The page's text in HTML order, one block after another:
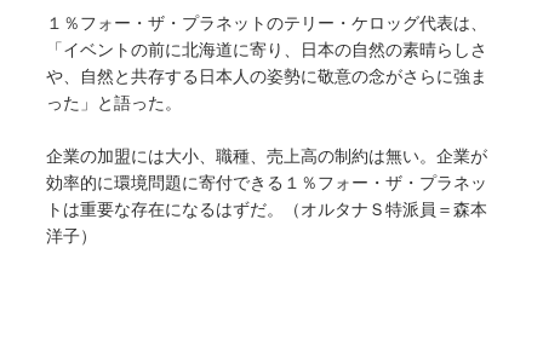
１％フォー・ザ・プラネットのテリー・ケロッグ代表は、
「イベントの前に北海道に寄り、日本の自然の素晴らしさ
や、自然と共存する日本人の姿勢に敬意の念がさらに強ま
った」と語った。
企業の加盟には大小、職種、売上高の制約は無い。企業が
効率的に環境問題に寄付できる１％フォー・ザ・プラネッ
トは重要な存在になるはずだ。（オルタナＳ特派員＝森本
洋子）